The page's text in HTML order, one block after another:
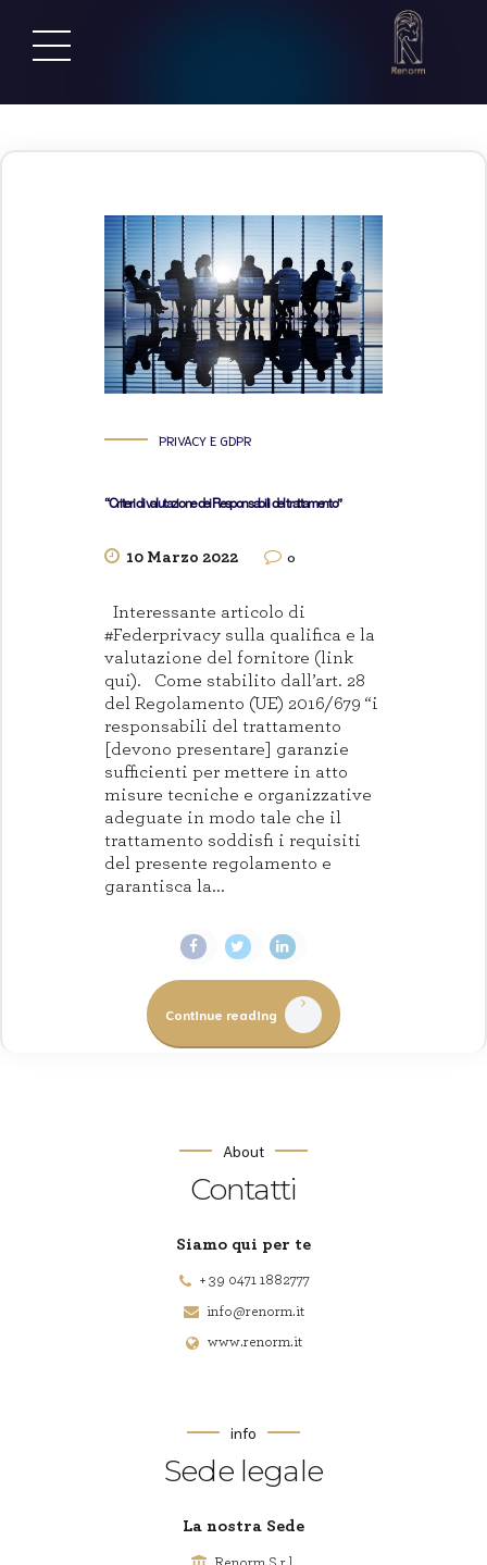
PRIVACY E GDPR
“Criteri di valutazione dei Responsabili del trattamento”
10 Marzo 2022 0
Interessante articolo di
#Federprivacy sulla qualifica e la
valutazione del fornitore (link
qui). Come stabilito dall’art. 28
del Regolamento (UE) 2016/679 “i
responsabili del trattamento
[devono presentare] garanzie
sufficienti per mettere in atto
misure tecniche e organizzative
adeguate in modo tale che il
trattamento soddisfi i requisiti
del presente regolamento e
garantisca la...
Continue reading
About
Contatti
Siamo qui per te
+ 39 0471 1882777
info@renorm.it
www.renorm.it
info
Sede legale
La nostra Sede